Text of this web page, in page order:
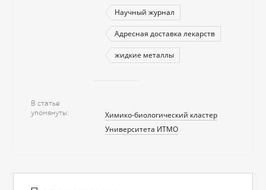
Научный журнал
Адресная доставка лекарств
жидкие металлы
В статье
упомянуты
Химико-биологический кластер
Университета ИТМО